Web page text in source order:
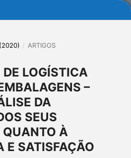
/ ARTIGOS
LOGÍSTICA
–
DA
SEUS
À
E SATISFAÇÃO